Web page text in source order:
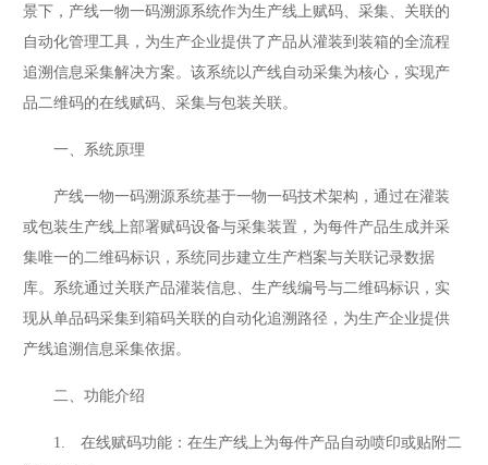
景下，产线一物一码溯源系统作为生产线上赋码、采集、关联的
自动化管理工具，为生产企业提供了产品从灌装到装箱的全流程
追溯信息采集解决方案。该系统以产线自动采集为核心，实现产
品二维码的在线赋码、采集与包装关联。
一、系统原理
产线一物一码溯源系统基于一物一码技术架构，通过在灌装
或包装生产线上部署赋码设备与采集装置，为每件产品生成并采
集唯一的二维码标识，系统同步建立生产档案与关联记录数据
库。系统通过关联产品灌装信息、生产线编号与二维码标识，实
现从单品码采集到箱码关联的自动化追溯路径，为生产企业提供
产线追溯信息采集依据。
二、功能介绍
1. 在线赋码功能：在生产线上为每件产品自动喷印或贴附二